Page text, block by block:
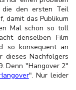
die den ersten Teil
damit das Publikum
Mal schon so toll
denselben Film
so konsequent an
dieses Nachfolgers
Denn "Hangover 2"
". Nur leider